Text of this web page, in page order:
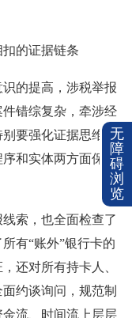
的证据链条
的提高，涉税举报
错综复杂，牵涉经
要强化证据思维，
和实体两方面保证
索，也全面检查了
有“账外”银行卡的
还对所有持卡人、
约谈询问，规范制
流、时间流上层层
无
障
碍
浏
览